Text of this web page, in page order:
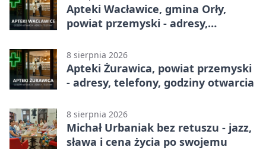
Apteki Wacławice, gmina Orły,
powiat przemyski - adresy,
8 sierpnia 2026
Apteki Żurawica, powiat przemyski
- adresy, telefony, godziny otwarcia
8 sierpnia 2026
Michał Urbaniak bez retuszu - jazz,
sława i cena życia po swojemu